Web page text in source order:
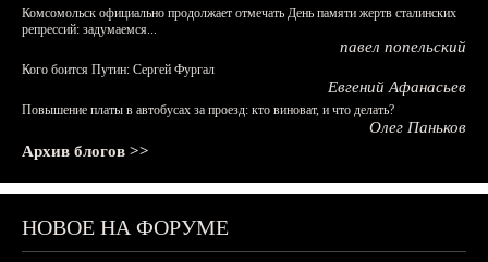
Комсомольск официально продолжает отмечать День памяти жертв сталинских
репрессий: задумаемся...
павел попельский
Кого боится Путин: Сергей Фургал
Евгений Афанасьев
Повышение платы в автобусах за проезд: кто виноват, и что делать?
Олег Паньков
Архив блогов >>
НОВОЕ НА ФОРУМЕ